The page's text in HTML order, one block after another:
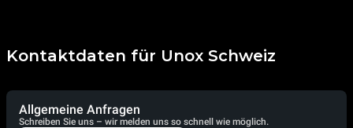
Kontaktdaten für Unox Schweiz
Allgemeine Anfragen
Schreiben Sie uns – wir melden uns so schnell wie möglich.